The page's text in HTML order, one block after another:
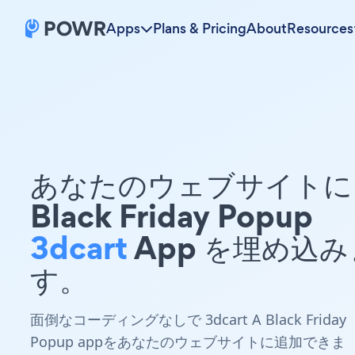
Apps Plans & PricingAboutResources
あなたのウェブサイト
Black Friday Popup
3dcartApp を埋め込
す。
面倒なコーディングなしで 3dcart A Black Friday
Popup appをあなたのウェブサイトに追加できま